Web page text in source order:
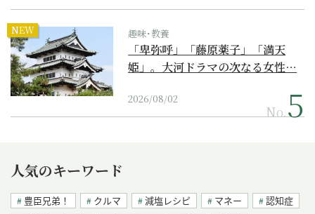
NEW 趣味･教養
「卑弥呼」「藤原薬子」「満天
姫」。大河ドラマの次なる女性…
2026/08/02
No.
人気のキーワード
豊臣兄弟！ クルマ 減塩レシピ マネー
認知症